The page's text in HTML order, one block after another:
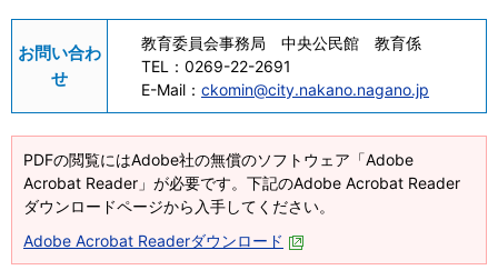
お問い合わ
せ
教育委員会事務局 中央公民館 教育係
TEL： 0269-22-2691
E-Mail： ckomin@city.nakano.nagano.jp
PDFの閲覧にはAdobe社の無償のソフトウェア「Adobe
Acrobat Reader」が必要です。下記のAdobe Acrobat Reader
ダウンロードページから入手してください。
Adobe Acrobat Readerダウンロード